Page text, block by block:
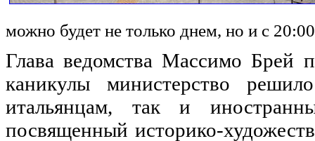
можно будет не только днем, но и с
Глава ведомства Массимо Брей
каникулы министерство
итальянцам, так и
посвященный историко-